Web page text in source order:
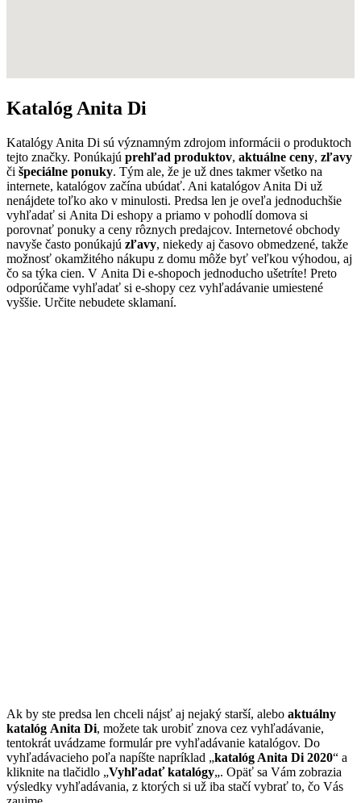
Katalóg Anita Di
Katalógy Anita Di sú významným zdrojom informácii o produktoch
tejto značky. Ponúkajú prehľad produktov, aktuálne ceny, zľavy
či špeciálne ponuky. Tým ale, že je už dnes takmer všetko na
internete, katalógov začína ubúdať. Ani katalógov Anita Di už
nenájdete toľko ako v minulosti. Predsa len je oveľa jednoduchšie
vyhľadať si Anita Di eshopy a priamo v pohodlí domova si
porovnať ponuky a ceny rôznych predajcov. Internetové obchody
navyše často ponúkajú zľavy, niekedy aj časovo obmedzené, takže
možnosť okamžitého nákupu z domu môže byť veľkou výhodou, aj
čo sa týka cien. V Anita Di e-shopoch jednoducho ušetríte! Preto
odporúčame vyhľadať si e-shopy cez vyhľadávanie umiestené
vyššie. Určite nebudete sklamaní.
Ak by ste predsa len chceli nájsť aj nejaký starší, alebo aktuálny
katalóg Anita Di, možete tak urobiť znova cez vyhľadávanie,
tentokrát uvádzame formulár pre vyhľadávanie katalógov. Do
vyhľadávacieho poľa napíšte napríklad „katalóg Anita Di 2020“ a
kliknite na tlačidlo „Vyhľadať katalógy„. Opäť sa Vám zobrazia
výsledky vyhľadávania, z ktorých si už iba stačí vybrať to, čo Vás